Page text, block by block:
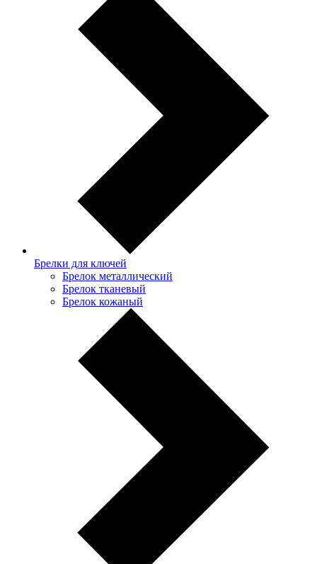
Брелки для ключей
Брелок металлический
Брелок тканевый
Брелок кожаный